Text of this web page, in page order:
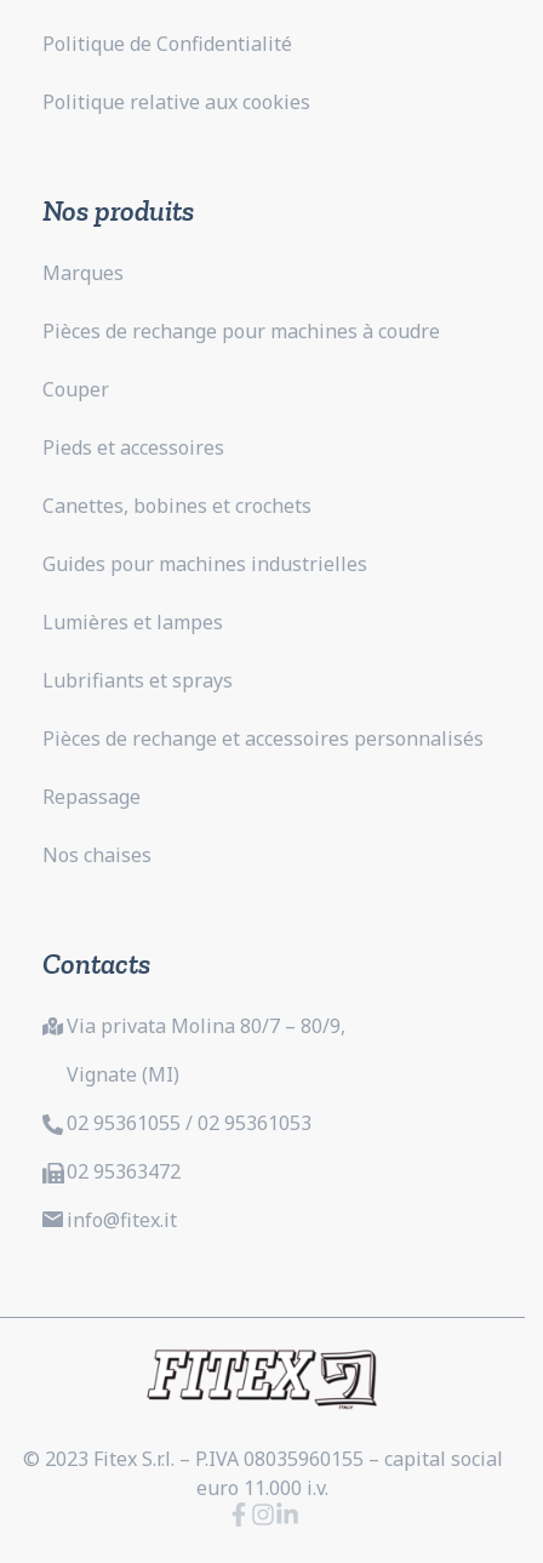
Politique de Confidentialité
Politique relative aux cookies
Nos produits
Marques
Pièces de rechange pour machines à coudre
Couper
Pieds et accessoires
Canettes, bobines et crochets
Guides pour machines industrielles
Lumières et lampes
Lubrifiants et sprays
Pièces de rechange et accessoires personnalisés
Repassage
Nos chaises
Contacts
Via privata Molina 80/7 – 80/9,
Vignate (MI)
02 95361055 / 02 95361053
02 95363472
info@fitex.it
© 2023 Fitex S.r.l. – P.IVA 08035960155 – capital social
euro 11.000 i.v.